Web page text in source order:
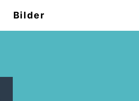
Bilder